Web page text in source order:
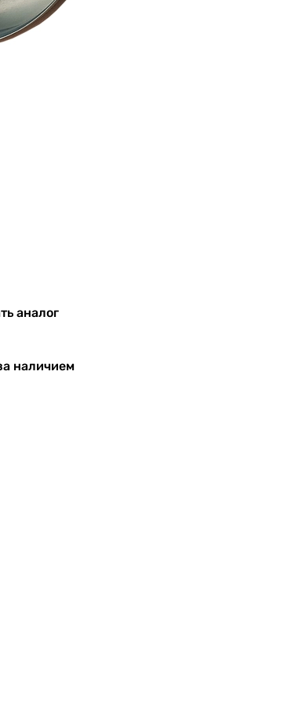
аналог
наличием